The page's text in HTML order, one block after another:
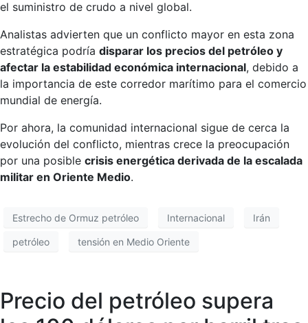
el suministro de crudo a nivel global.
Analistas advierten que un conflicto mayor en esta zona
estratégica podría disparar los precios del petróleo y
afectar la estabilidad económica internacional, debido a
la importancia de este corredor marítimo para el comercio
mundial de energía.
Por ahora, la comunidad internacional sigue de cerca la
evolución del conflicto, mientras crece la preocupación
por una posible crisis energética derivada de la escalada
militar en Oriente Medio.
Estrecho de Ormuz petróleo Internacional Irán
petróleo tensión en Medio Oriente
Precio del petróleo supera